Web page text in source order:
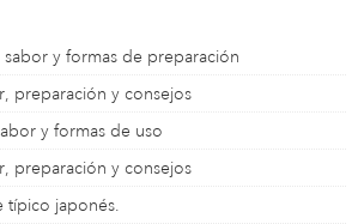
y formas de preparación
preparación y consejos
y formas de uso
preparación y consejos
típico japonés.